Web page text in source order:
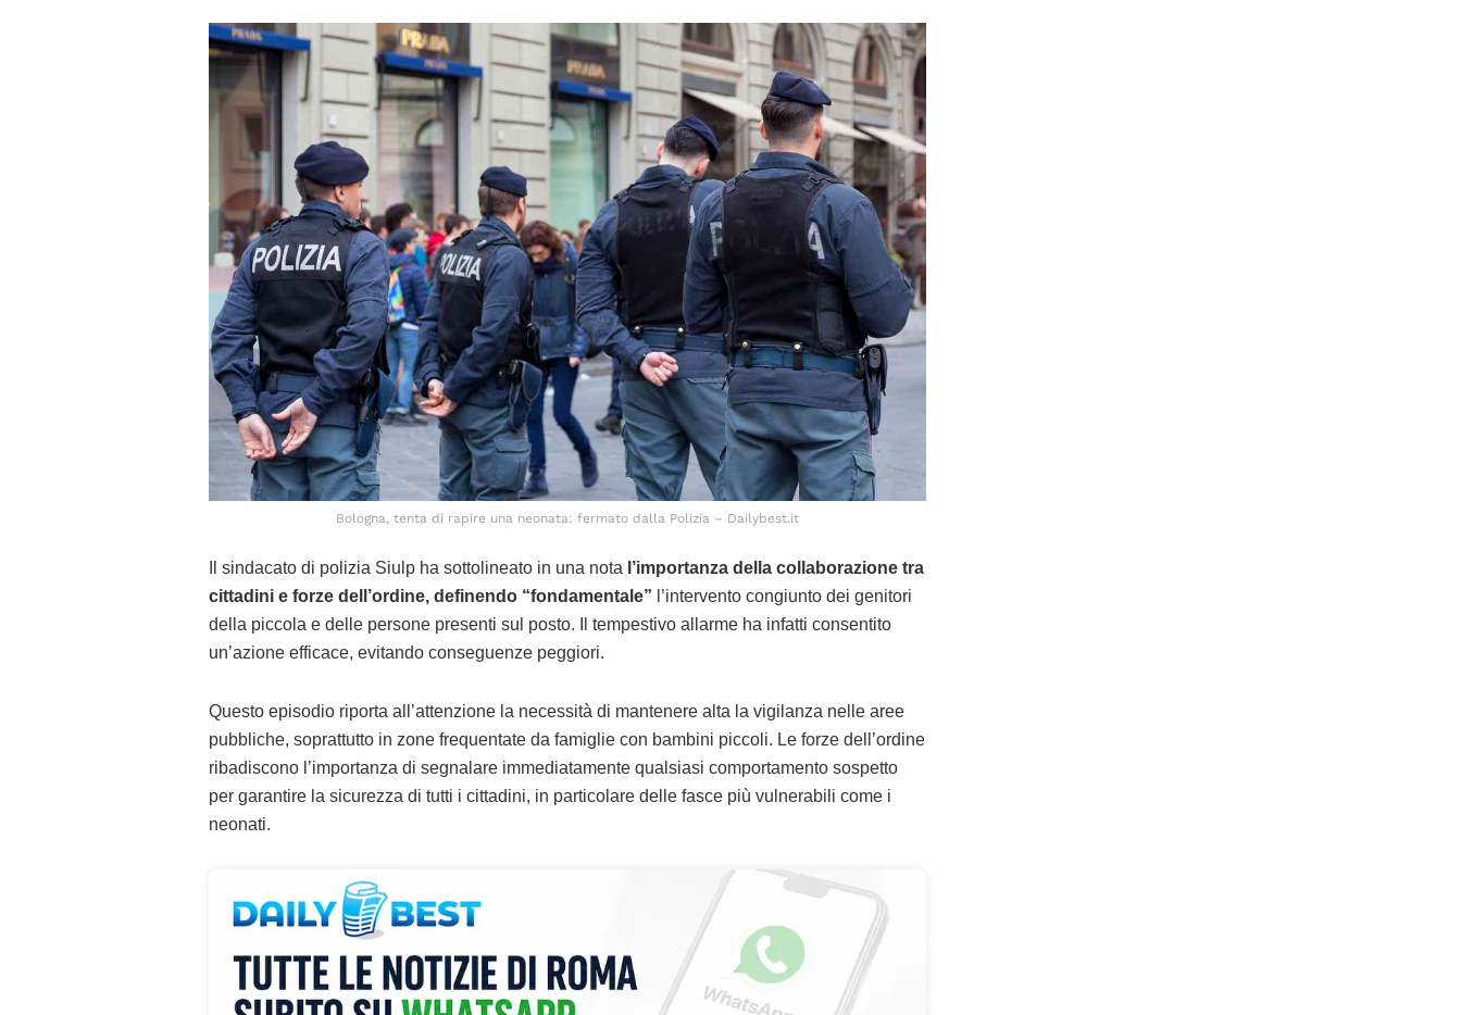
Bologna, tenta di rapire una neonata: fermato dalla Polizia – Dailybest.it
Il sindacato di polizia Siulp ha sottolineato in una nota l’importanza della collaborazione tra
cittadini e forze dell’ordine, definendo “fondamentale” l’intervento congiunto dei genitori
della piccola e delle persone presenti sul posto. Il tempestivo allarme ha infatti consentito
un’azione efficace, evitando conseguenze peggiori.
Questo episodio riporta all’attenzione la necessità di mantenere alta la vigilanza nelle aree
pubbliche, soprattutto in zone frequentate da famiglie con bambini piccoli. Le forze dell’ordine
ribadiscono l’importanza di segnalare immediatamente qualsiasi comportamento sospetto
per garantire la sicurezza di tutti i cittadini, in particolare delle fasce più vulnerabili come i
neonati.